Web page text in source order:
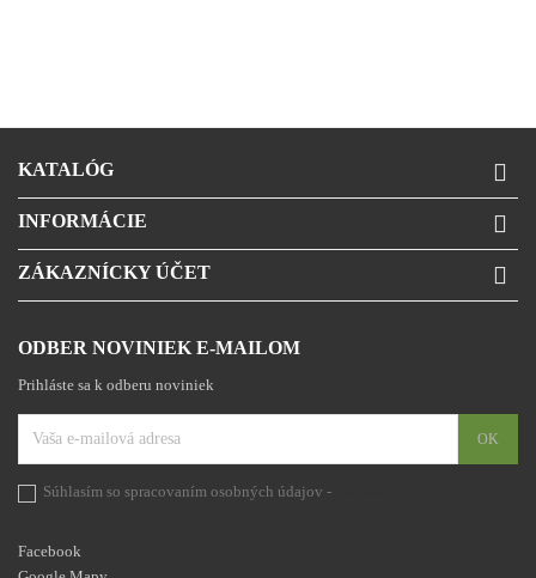
KATALÓG 
INFORMÁCIE 
ZÁKAZNÍCKY ÚČET 
ODBER NOVINIEK E-MAILOM
Prihláste sa k odberu noviniek
Súhlasím so spracovaním osobných údajov -
Facebook